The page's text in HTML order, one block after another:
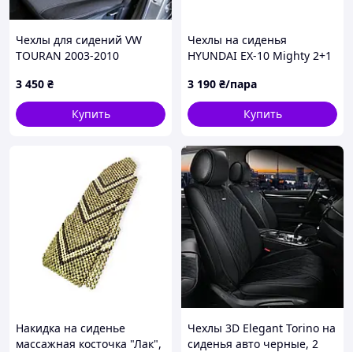
Чехлы для сидений VW
TOURAN 2003-2010
ТУРАН с 2003 по 2010
3 450 ₴
Купить
Чехлы на сиденья
HYUNDAI EX-10 Mighty 2+1
жаккард, чехлы в кабину
грузового авто
3 190 ₴/пара
Купить
Накидка на сиденье
массажная косточка "Лак",
Чехлы 3D Elegant Torino на
сиденья авто черные, 2